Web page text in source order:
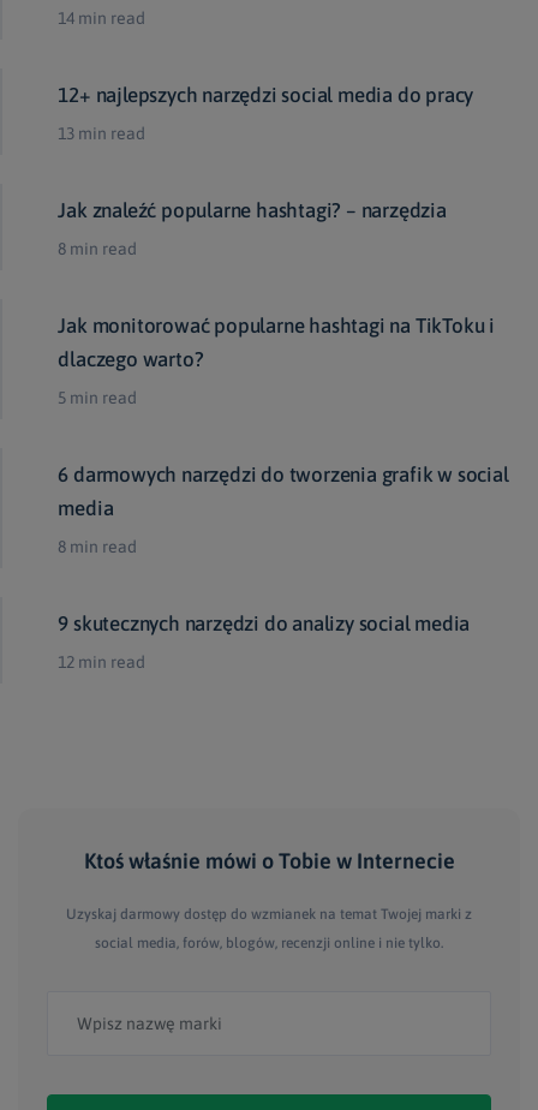
14 min read
12+ najlepszych narzędzi social media do pracy
13 min read
Jak znaleźć popularne hashtagi? – narzędzia
8 min read
Jak monitorować popularne hashtagi na TikToku i
dlaczego warto?
5 min read
6 darmowych narzędzi do tworzenia grafik w social
media
8 min read
9 skutecznych narzędzi do analizy social media
12 min read
Ktoś właśnie mówi o Tobie w Internecie
Uzyskaj darmowy dostęp do wzmianek na temat Twojej marki z
social media, forów, blogów, recenzji online i nie tylko.